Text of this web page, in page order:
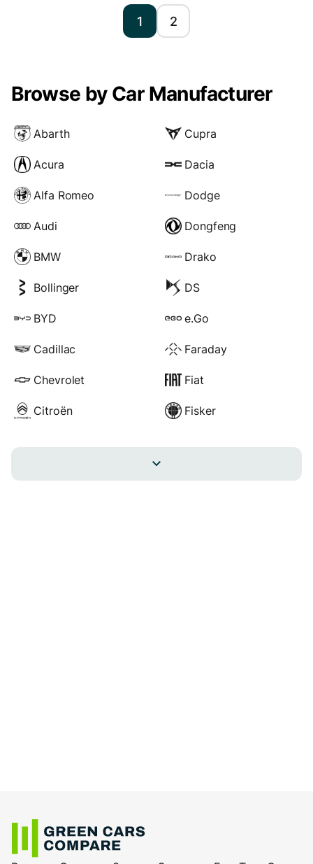
1 2
Browse by Car Manufacturer
Abarth
Acura
Alfa Romeo
Audi
BMW
Bollinger
BYD
Cadillac
Chevrolet
Citroën
Cupra
Dacia
Dodge
Dongfeng
Drako
DS
e.Go
Faraday
Fiat
Fisker